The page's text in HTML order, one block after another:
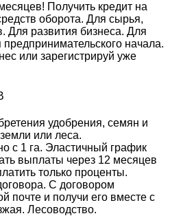
Получить кредит на
оборота. Для сырья,
Для развития бизнеса. Для
начала.
или зарегистрируй уже
удобрения, семян и
или леса.
с 1 га. Эластичный график
выплаты через 12 месяцев
только проценты.
С договором
почте и получи его вместе с
Лесоводство.